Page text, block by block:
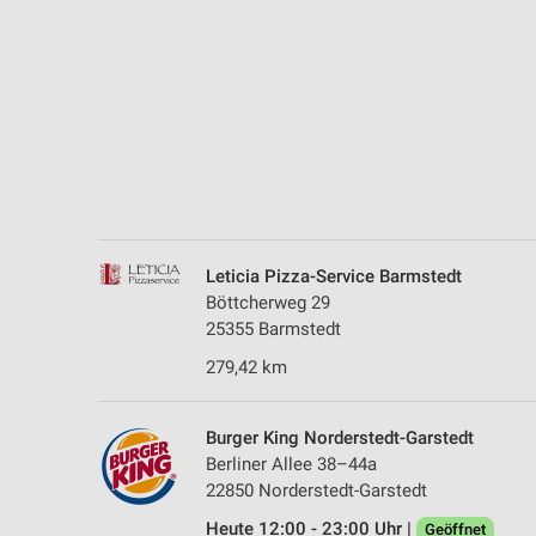
Leticia Pizza-Service Barmstedt
Böttcherweg 29
25355 Barmstedt
279,42 km
Burger King Norderstedt-Garstedt
Berliner Allee 38–44a
22850 Norderstedt-Garstedt
Heute 12:00 - 23:00 Uhr |
Geöffnet
Verwendung genauer Standortdaten
Geräte anhand von aktiv angeforderten Informationen
Performance
Funktional